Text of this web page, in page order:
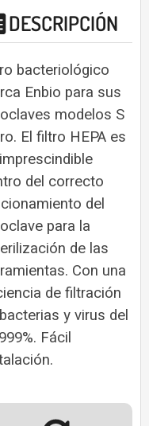
DESCRIPCIÓN
bacteriológico
Enbio para sus
modelos S
El filtro HEPA es
del correcto
del
para la
de las
Con una
de filtración
y virus del
Fácil